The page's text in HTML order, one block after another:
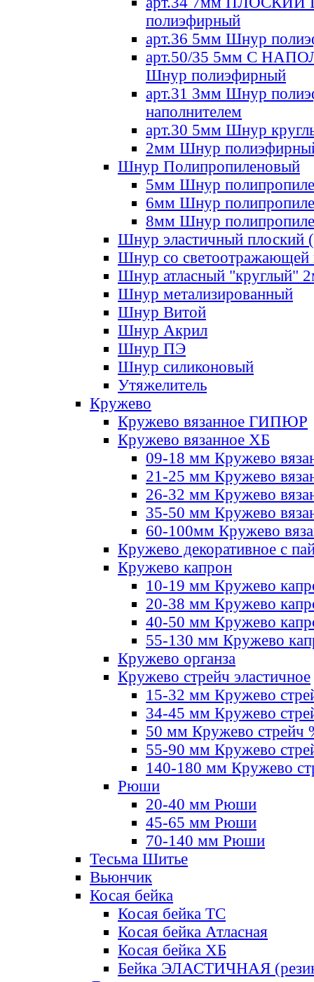
полиэфирный
арт.36 5мм Шнур
арт.50/35 5мм С
Шнур полиэфирный
арт.31 3мм Шнур
наполнителем
арт.30 5мм Шнур
2мм Шнур
Шнур Полипропиленовый
5мм Шнур
6мм Шнур
8мм Шнур
Шнур эластичный плоский
Шнур со светоотражающей
Шнур атласный "круглый"
Шнур метализированный
Шнур Витой
Шнур Акрил
Шнур ПЭ
Шнур силиконовый
Утяжелитель
Кружево
Кружево вязанное ГИПЮР
Кружево вязанное ХБ
09-18 мм Кружево
21-25 мм Кружево
26-32 мм Кружево
35-50 мм Кружево
60-100мм Кружево
Кружево декоративное с
Кружево капрон
10-19 мм Кружево
20-38 мм Кружево
40-50 мм Кружево
55-130 мм Кружево
Кружево органза
Кружево стрейч эластичное
15-32 мм Кружево
34-45 мм Кружево
50 мм Кружево стрейч
55-90 мм Кружево
140-180 мм Кружево
Рюши
20-40 мм Рюши
45-65 мм Рюши
70-140 мм Рюши
Тесьма Шитье
Вьюнчик
Косая бейка
Косая бейка ТС
Косая бейка Атласная
Косая бейка ХБ
Бейка ЭЛАСТИЧНАЯ